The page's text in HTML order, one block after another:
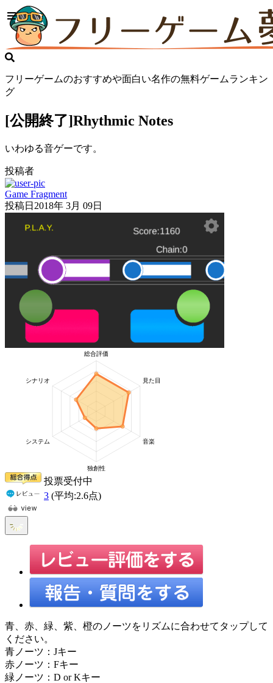
フリーゲームのおすすめや面白い名作の無料ゲームランキン
グ
[公開終了]Rhythmic Notes
いわゆる音ゲーです。
投稿者
Game Fragment
投稿日 2018年 3月 09日
投票受付中
3 (平均:2.6点)
青、赤、緑、紫、橙のノーツをリズムに合わせてタップして
ください。
青ノーツ：Jキー
赤ノーツ：Fキー
緑ノーツ：D or Kキー